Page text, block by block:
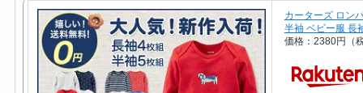
カーターズ ロン
半袖 ベビー服 長
価格：2380円（